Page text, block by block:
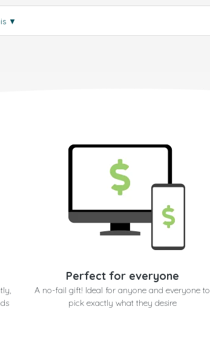
▼
Perfect for everyone
A no-fail gift! Ideal for anyone and everyone to
pick exactly what they desire